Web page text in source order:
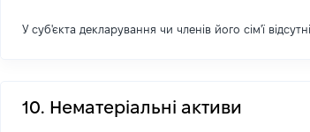
У суб'єкта декларування чи членів його сім'ї
10. Нематеріальні активи